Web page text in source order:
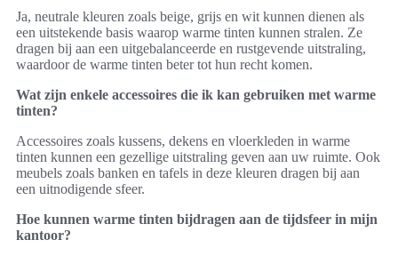
Ja, neutrale kleuren zoals beige, grijs en wit kunnen dienen als
een uitstekende basis waarop warme tinten kunnen stralen. Ze
dragen bij aan een uitgebalanceerde en rustgevende uitstraling,
waardoor de warme tinten beter tot hun recht komen.
Wat zijn enkele accessoires die ik kan gebruiken met warme
tinten?
Accessoires zoals kussens, dekens en vloerkleden in warme
tinten kunnen een gezellige uitstraling geven aan uw ruimte. Ook
meubels zoals banken en tafels in deze kleuren dragen bij aan
een uitnodigende sfeer.
Hoe kunnen warme tinten bijdragen aan de tijdsfeer in mijn
kantoor?